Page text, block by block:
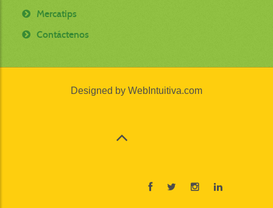
Mercatips
Contáctenos
Designed by WebIntuitiva.com